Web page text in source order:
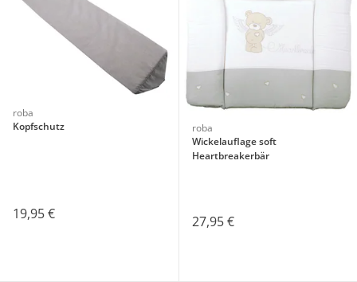
roba
Kopfschutz
19,95 €
roba
Wickelauflage soft
Heartbreakerbär
27,95 €